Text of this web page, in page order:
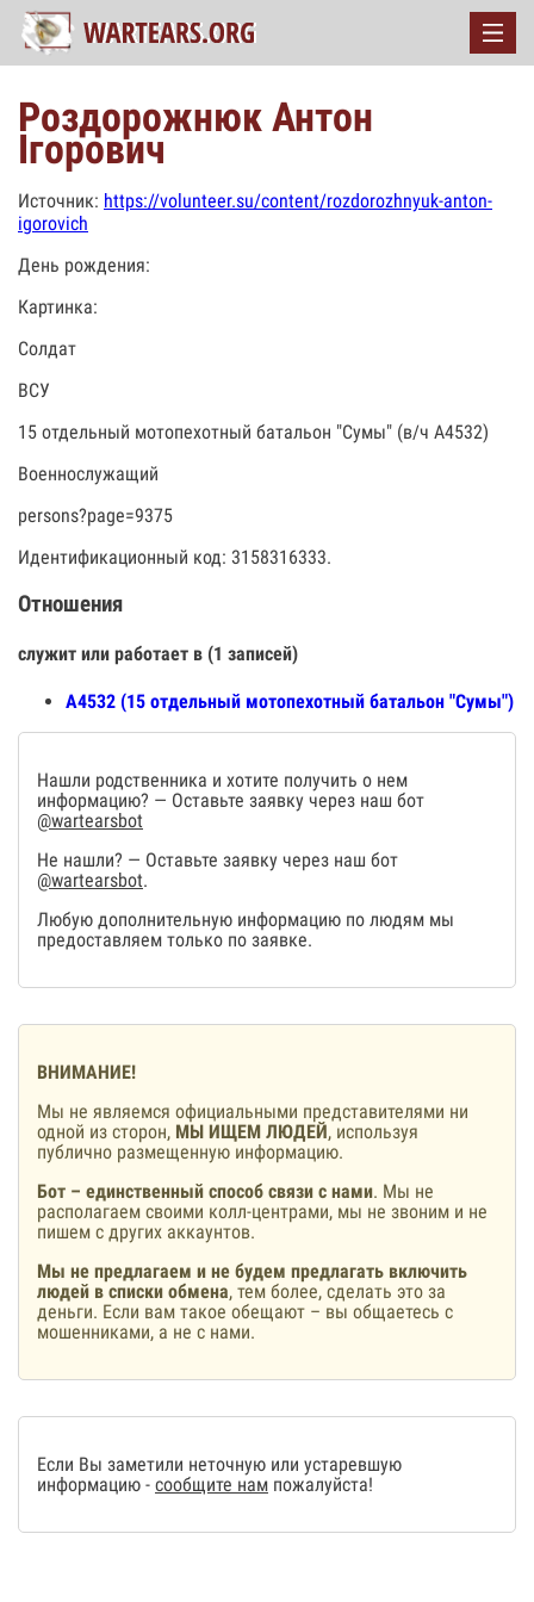
Роздорожнюк Антон
Ігорович
Источник: https://volunteer.su/content/rozdorozhnyuk-anton-
igorovich
День рождения:
Картинка:
Солдат
ВСУ
15 отдельный мотопехотный батальон "Сумы" (в/ч А4532)
Военнослужащий
persons?page=9375
Идентификационный код: 3158316333.
Отношения
служит или работает в (1 записей)
А4532 (15 отдельный мотопехотный батальон "Сумы")
Нашли родственника и хотите получить о нем
информацию? — Оставьте заявку через наш бот
@wartearsbot
Не нашли? — Оставьте заявку через наш бот
@wartearsbot.
Любую дополнительную информацию по людям мы
предоставляем только по заявке.
ВНИМАНИЕ!
Мы не являемся официальными представителями ни
одной из сторон, МЫ ИЩЕМ ЛЮДЕЙ, используя
публично размещенную информацию.
Бот – единственный способ связи с нами. Мы не
располагаем своими колл-центрами, мы не звоним и не
пишем с других аккаунтов.
Мы не предлагаем и не будем предлагать включить
людей в списки обмена, тем более, сделать это за
деньги. Если вам такое обещают – вы общаетесь с
мошенниками, а не с нами.
Если Вы заметили неточную или устаревшую
информацию - сообщите нам пожалуйста!